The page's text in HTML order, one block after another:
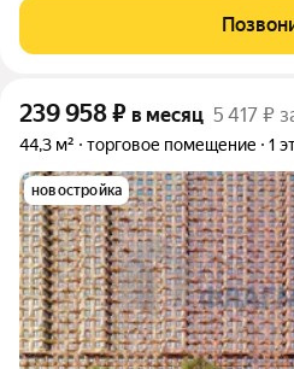
кластер услуг, интегрированный
«МАЛЕВИЧ», который находится в
239 958₽ в месяц 5 417 ₽
44,3 м² торговое помещение 1
новостройка